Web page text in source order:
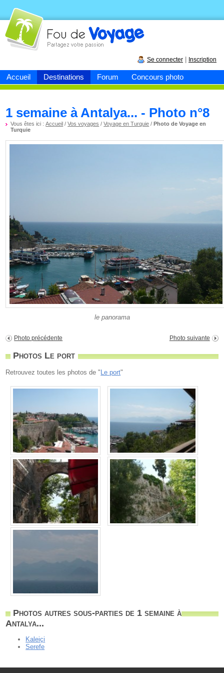
Accueil Destinations Forum Concours photo
Fou devoyage
Se connecter Inscription
1 semaine à Antalya... - Photo n°8
Vous êtes ici :Accueil /Vos voyages /Voyage en Turquie /Photo de Voyage en
Turquie
le panorama
Photo précédente Photo suivante
Photos Le port
Retrouvez toutes les photos de " Le port"
Photos autres sous-parties de 1 semaine à
Antalya...
Kaleiçi
Serefe